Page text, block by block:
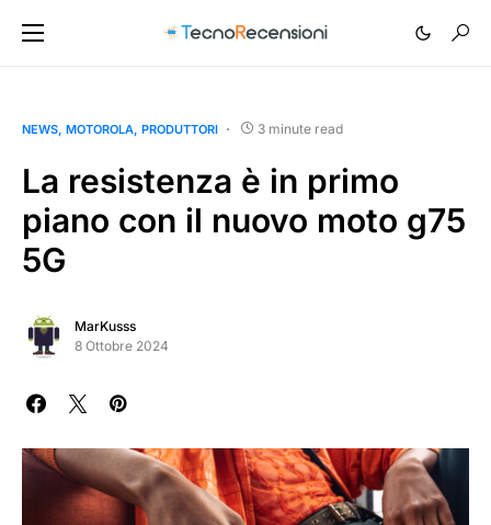
NEWS MOTOROLA PRODUTTORI 3 minute read
La resistenza è in primo
piano con il nuovo moto g75
5G
MarKusss
8 Ottobre 2024